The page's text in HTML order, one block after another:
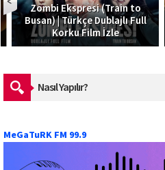
Zombi Ekspresi (Train to
Busan) | Türkçe Dublajlı Full
Korku Film İzle
Nasıl Yapılır?
MeGaTuRK FM 99.9